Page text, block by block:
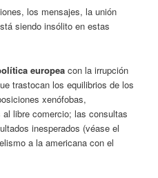
los mensajes, la unión
siendo insólito en estas
europea con la irrupción
trastocan los equilibrios de los
xenófobas,
libre comercio; las consultas
inesperados (véase el
a la americana con el